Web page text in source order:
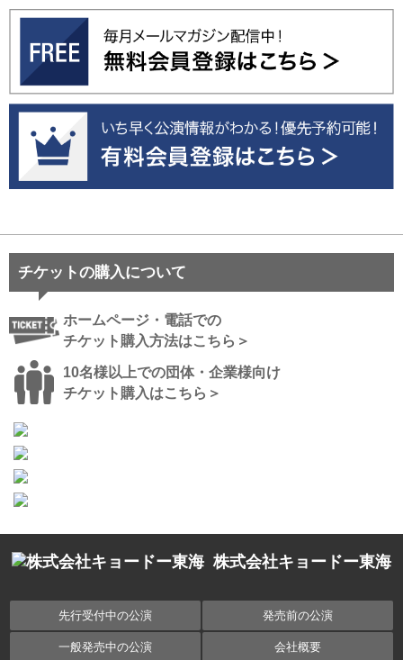
チケットの購入について
ホームページ・電話での
チケット購入方法はこちら＞
10名様以上での団体・企業様向け
チケット購入はこちら＞
株式会社キョードー東海
先行受付中の公演 発売前の公演
一般発売中の公演 会社概要